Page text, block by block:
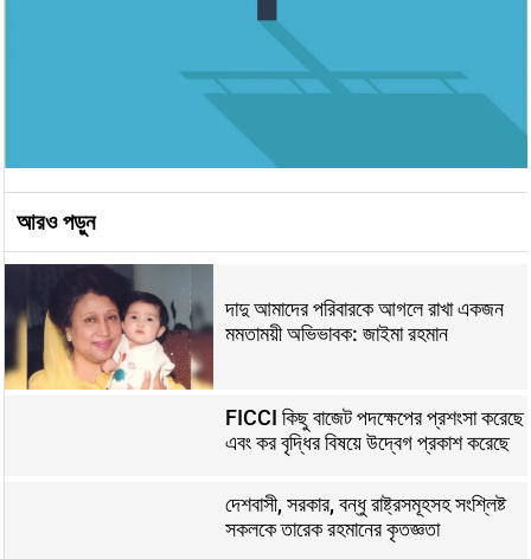
আরও পড়ুন
দাদু আমাদের পরিবারকে আগলে রাখা একজন
মমতাময়ী অভিভাবক: জাইমা রহমান
FICCI কিছু বাজেট পদক্ষেপের প্রশংসা করেছে
এবং কর বৃদ্ধির বিষয়ে উদ্বেগ প্রকাশ করেছে
দেশবাসী, সরকার, বন্ধু রাষ্ট্রসমূহসহ সংশ্লিষ্ট
সকলকে তারেক রহমানের কৃতজ্ঞতা